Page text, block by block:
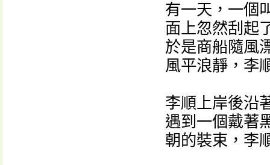
有一天，一個
面上忽然刮起
於是商船隨風
風平浪靜，李
李順上岸後沿
遇到一個戴著
朝的裝束，李